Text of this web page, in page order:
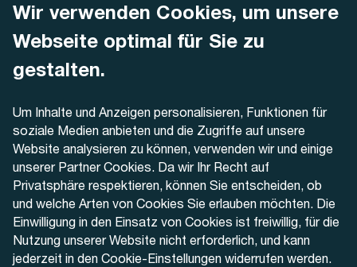
Wir verwenden Cookies, um unsere
Webseite optimal für Sie zu
gestalten.
Um Inhalte und Anzeigen personalisieren, Funktionen für
soziale Medien anbieten und die Zugriffe auf unsere
Website analysieren zu können, verwenden wir und einige
unserer Partner Cookies. Da wir Ihr Recht auf
Privatsphäre respektieren, können Sie entscheiden, ob
und welche Arten von Cookies Sie erlauben möchten. Die
Einwilligung in den Einsatz von Cookies ist freiwillig, für die
Nutzung unserer Website nicht erforderlich, und kann
jederzeit in den Cookie-Einstellungen widerrufen werden.
AREMO
Dornacherstrasse 48
4500 Solothurn
+41 32 622 37 22
Kontaktformular
Aktuell